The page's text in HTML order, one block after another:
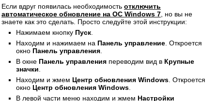
Если вдруг появилась необходимость отключить
автоматическое обновление на ОС Windows 7 , но вы не
знаете как это сделать. Просто следуйте этой инструкции:
Нажимаем кнопку Пуск
Находим и нажимаем на Панель управление . Откроется
окно Панель управления
В окне Панель управления переводим вид в Крупные
значки
Находим и жмем Центр обновления Windows . Откроется
окно Центр обновления Windows
В левой части меню находим и жмем Настройки